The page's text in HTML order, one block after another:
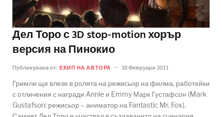
Дел Торо с 3D stop-motion хорър
версия на Пинокио
Публикувана от: ЕКИП НА АВТОРА 18 Февруари 2011
Гримли ще влезе в ролята на режисьор на филма, работейки
с отличения с награди Annie и Emmy Марк Густафсон (Mark
Gustafson: режисьор – аниматор на Fantastic Mr. Fox).